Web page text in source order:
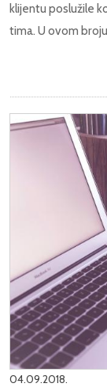
klijentu poslužile
tima. U ovom
04.09.2018.